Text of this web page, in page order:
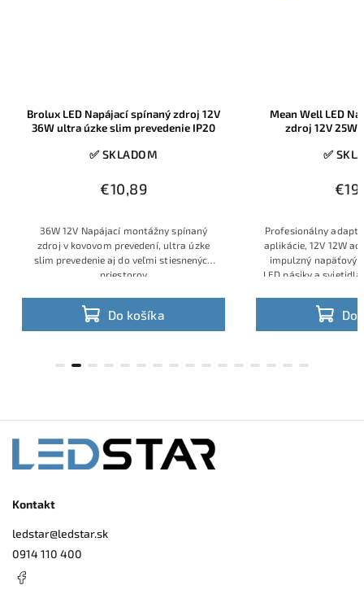
LED Napájací spínaný zdroj 12V
ultra úzke slim prevedenie IP20
✅ SKLADOM
€10,89
Do košíka
36W 12V Napájací montážny spínaný
zdroj v kovovom prevedení, ultra úzke
prevedenie aj do veľmi stiesnených
priestorov
Mean Well LED Napájací
zdroj 12V 25W
✅ SKLADOM
€19,90
Do košíka
Profesionálny adaptér
aplikácie, 12V 12W adaptér
impulzný napäťový zdroj
LED pásiky a svietidlá s
Kontakt
ledstar@ledstar.sk
0914 110 400